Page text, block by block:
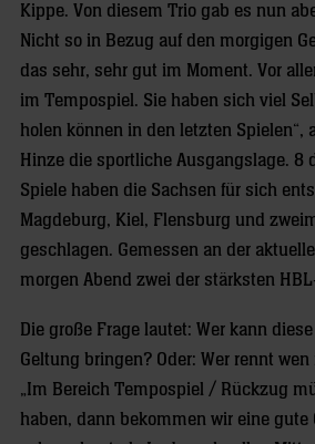
Kippe. Von diesem Trio gab es nun
Nicht so in Bezug auf den morgigen
das sehr, sehr gut im Moment. Vor
im Tempospiel. Sie haben sich viel
holen können in den letzten Spielen“,
Hinze die sportliche Ausgangslage. 8
Spiele haben die Sachsen für sich
Magdeburg, Kiel, Flensburg und
geschlagen. Gemessen an der
morgen Abend zwei der stärksten
Die große Frage lautet: Wer kann
Geltung bringen? Oder: Wer rennt
„Im Bereich Tempospiel / Rückzug
haben, dann bekommen wir eine